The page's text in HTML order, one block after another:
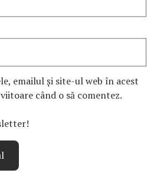
emailul și site-ul web în acest
când o să comentez.